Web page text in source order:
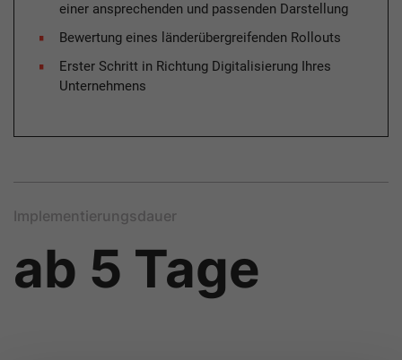
einer ansprechenden und passenden Darstellung
Bewertung eines länderübergreifenden Rollouts
Erster Schritt in Richtung Digitalisierung Ihres
Unternehmens
Implementierungsdauer
ab 5 Tage